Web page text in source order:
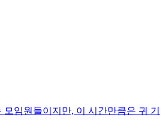
임원들이지만, 이 시간만큼은 귀 기